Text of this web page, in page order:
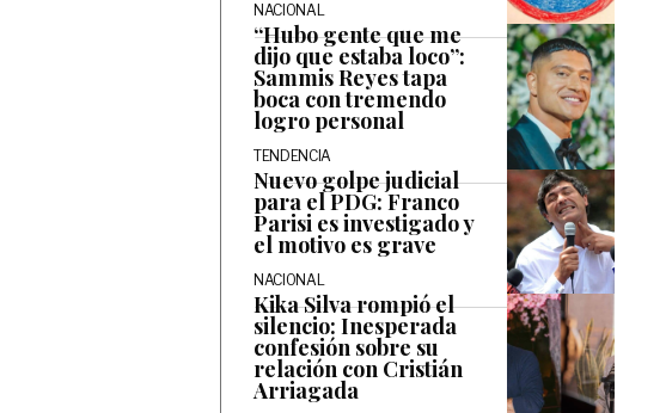
NACIONAL
“Hubo gente que me
dijo que estaba loco”:
Sammis Reyes tapa
boca con tremendo
logro personal
TENDENCIA
Nuevo golpe judicial
para el PDG: Franco
Parisi es investigado y
el motivo es grave
NACIONAL
Kika Silva rompió el
silencio: Inesperada
confesión sobre su
relación con Cristián
Arriagada